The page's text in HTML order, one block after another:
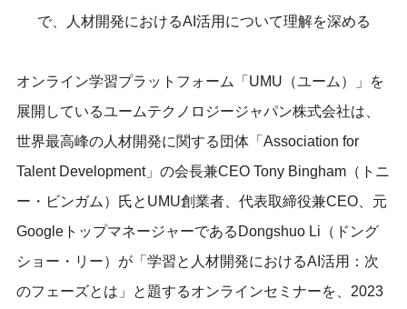
で、人材開発におけるAI活用について理解を深める
オンライン学習プラットフォーム「UMU（ユーム）」を
展開しているユームテクノロジージャパン株式会社は、
世界最高峰の人材開発に関する団体「Association for
Talent Development」の会長兼CEO Tony Bingham（トニ
ー・ビンガム）氏とUMU創業者、代表取締役兼CEO、元
GoogleトップマネージャーであるDongshuo Li（ドング
ショー・リー）が「学習と人材開発におけるAI活用：次
のフェーズとは」と題するオンラインセミナーを、2023